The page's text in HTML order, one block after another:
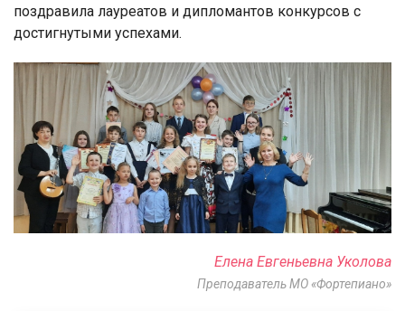
поздравила лауреатов и дипломантов конкурсов с
достигнутыми успехами.
Елена Евгеньевна Уколова
Преподаватель МО «Фортепиано»